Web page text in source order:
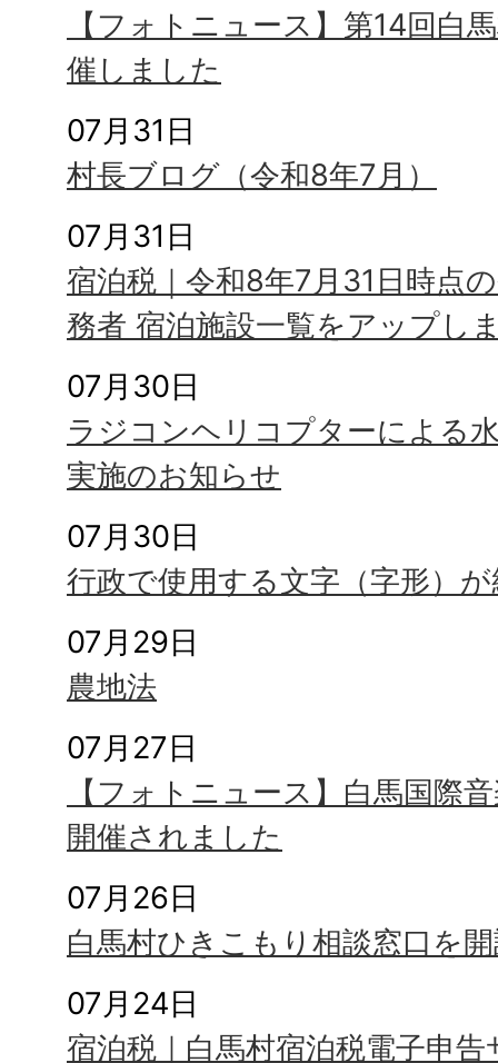
【フォトニュース】第14回白
催しました
07月31日
村長ブログ（令和8年7月）
07月31日
宿泊税｜令和8年7月31日時点
務者 宿泊施設一覧をアップし
07月30日
ラジコンヘリコプターによる
実施のお知らせ
07月30日
行政で使用する文字（字形）
07月29日
農地法
07月27日
【フォトニュース】白馬国際
開催されました
07月26日
白馬村ひきこもり相談窓口を
07月24日
宿泊税｜白馬村宿泊税電子申告